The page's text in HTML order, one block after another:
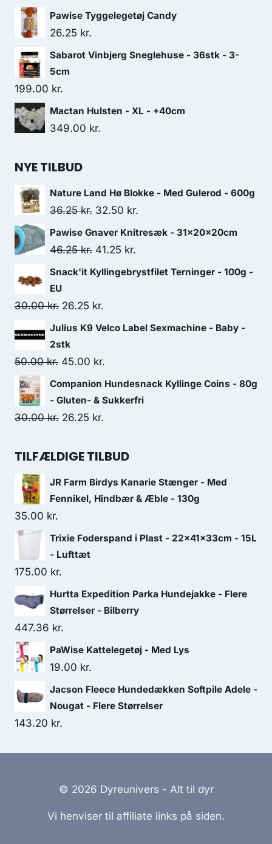
Pawise Tyggelegetøj Candy
26.25 kr.
Sabarot Vinbjerg Sneglehuse - 36stk - 3-
5cm
199.00 kr.
Mactan Hulsten - XL - +40cm
349.00 kr.
NYE TILBUD
Nature Land Hø Blokke - Med Gulerod - 600g
36.25kr. Den
oprindelige
pris
32.50 kr.
aktuelle
Pawise Gnaver Knitresæk - 31x20x20cm
46.25kr. Den
oprindelige
var:
46.25 kr..
41.25 kr.
aktuelle
41.25 kr..
Snack'it Kyllingebrystfilet Terninger - 100g -
EU
30.00kr. Den
oprindelige
pris
var:
30.00 kr..
26.25 kr.
aktuelle
26.25 kr..
Julius K9 Velco Label Sexmachine - Baby -
2stk
50.00kr. Den
oprindelige
pris
var:
45.00 kr.
aktuelle
pris
Companion Hundesnack Kyllinge Coins - 80g
- Gluten- & Sukkerfri
30.00kr. Den
pris
30.00 kr..
26.25 kr.
pris
26.25 kr..
TILFÆLDIGE TILBUD
JR Farm Birdys Kanarie Stænger - Med
Fennikel, Hindbær & Æble - 130g
35.00 kr.
Trixie Foderspand i Plast - 22x41x33cm - 15L
- Lufttæt
175.00 kr.
Hurtta Expedition Parka Hundejakke - Flere
Størrelser - Bilberry
447.36 kr.
PaWise Kattelegetøj - Med Lys
19.00 kr.
Jacson Fleece Hundedækken Softpile Adele -
Nougat - Flere Størrelser
143.20 kr.
© 2026 Dyreunivers - Alt til dyr
Vi henviser til affiliate links på siden.